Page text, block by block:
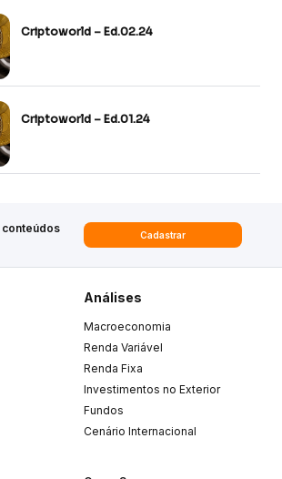
Criptoworld – Ed.02.24
Criptoworld – Ed.01.24
conteúdos
Cadastrar
Análises
Macroeconomia
Renda Variável
Renda Fixa
Investimentos no Exterior
Fundos
Cenário Internacional